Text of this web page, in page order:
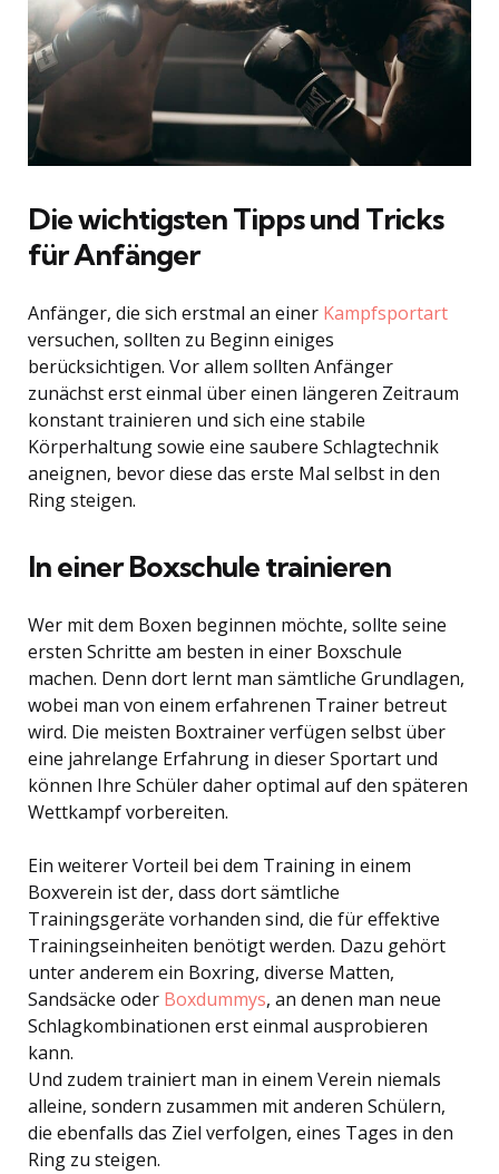
Die wichtigsten Tipps und Tricks
für Anfänger
Anfänger, die sich erstmal an einer Kampfsportart
versuchen, sollten zu Beginn einiges
berücksichtigen. Vor allem sollten Anfänger
zunächst erst einmal über einen längeren Zeitraum
konstant trainieren und sich eine stabile
Körperhaltung sowie eine saubere Schlagtechnik
aneignen, bevor diese das erste Mal selbst in den
Ring steigen.
In einer Boxschule trainieren
Wer mit dem Boxen beginnen möchte, sollte seine
ersten Schritte am besten in einer Boxschule
machen. Denn dort lernt man sämtliche Grundlagen,
wobei man von einem erfahrenen Trainer betreut
wird. Die meisten Boxtrainer verfügen selbst über
eine jahrelange Erfahrung in dieser Sportart und
können Ihre Schüler daher optimal auf den späteren
Wettkampf vorbereiten.
Ein weiterer Vorteil bei dem Training in einem
Boxverein ist der, dass dort sämtliche
Trainingsgeräte vorhanden sind, die für effektive
Trainingseinheiten benötigt werden. Dazu gehört
unter anderem ein Boxring, diverse Matten,
Sandsäcke oder Boxdummys, an denen man neue
Schlagkombinationen erst einmal ausprobieren
kann.
Und zudem trainiert man in einem Verein niemals
alleine, sondern zusammen mit anderen Schülern,
die ebenfalls das Ziel verfolgen, eines Tages in den
Ring zu steigen.